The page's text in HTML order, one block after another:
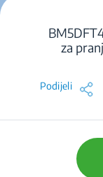
za
Podijeli